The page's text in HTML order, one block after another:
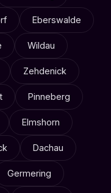
Eberswalde
Wildau
Zehdenick
Pinneberg
Elmshorn
Dachau
Germering